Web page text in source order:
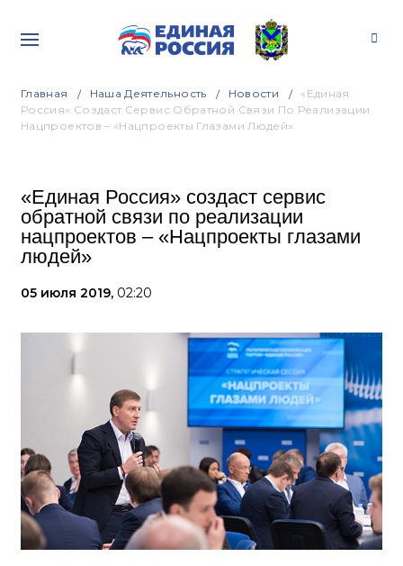
Главная Наша Деятельность Новости
«Единая
Россия» Создаст Сервис Обратной Связи По Реализации
Нацпроектов – «Нацпроекты Глазами Людей»
«Единая Россия» создаст сервис
обратной связи по реализации
нацпроектов – «Нацпроекты глазами
людей»
05 июля 2019, 02:20